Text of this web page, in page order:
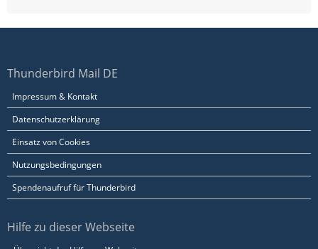
Thunderbird Mail DE
Impressum & Kontakt
Datenschutzerklärung
Einsatz von Cookies
Nutzungsbedingungen
Spendenaufruf für Thunderbird
Hilfe zu dieser Webseite